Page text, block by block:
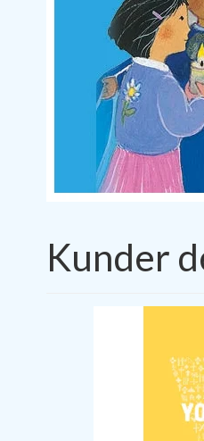
Kunder